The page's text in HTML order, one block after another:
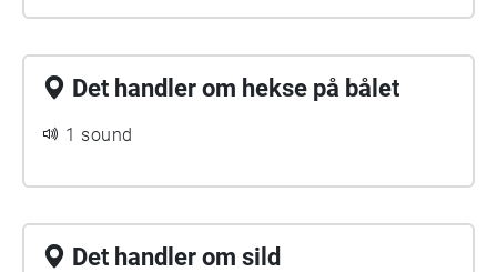
Det handler om hekse på bålet
1 sound
Det handler om sild